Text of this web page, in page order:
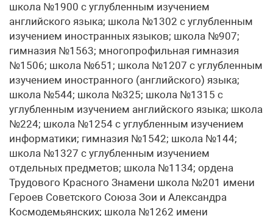
школа №1900 с углубленным изучением
английского языка; школа №1302 с углубленным
изучением иностранных языков; школа №907;
гимназия №1563; многопрофильная гимназия
№1506; школа №651; школа №1207 с углубленным
изучением иностранного (английского) языка;
школа №544; школа №325; школа №1315 с
углубленным изучением английского языка; школа
№224; школа №1254 с углубленным изучением
информатики; гимназия №1542; школа №144;
школа №1327 с углубленным изучением
отдельных предметов; школа №1134; ордена
Трудового Красного Знамени школа №201 имени
Героев Советского Союза Зои и Александра
Космодемьянских; школа №1262 имени